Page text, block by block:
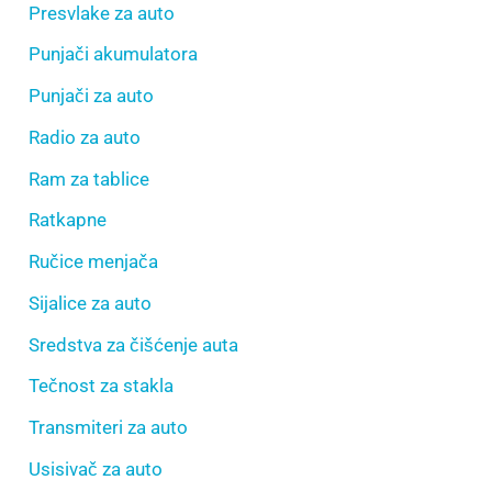
Presvlake za auto
Punjači akumulatora
Punjači za auto
Radio za auto
Ram za tablice
Ratkapne
Ručice menjača
Sijalice za auto
Sredstva za čišćenje auta
Tečnost za stakla
Transmiteri za auto
Usisivač za auto